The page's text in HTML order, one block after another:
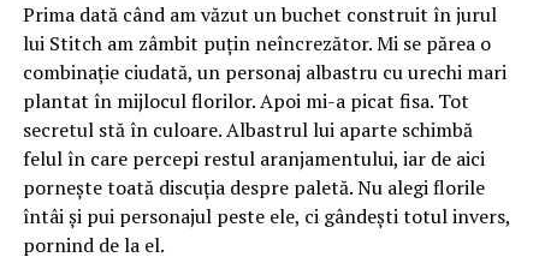
Prima dată când am văzut un buchet construit în jurul
lui Stitch am zâmbit puțin neîncrezător. Mi se părea o
combinație ciudată, un personaj albastru cu urechi mari
plantat în mijlocul florilor. Apoi mi-a picat fisa. Tot
secretul stă în culoare. Albastrul lui aparte schimbă
felul în care percepi restul aranjamentului, iar de aici
pornește toată discuția despre paletă. Nu alegi florile
întâi și pui personajul peste ele, ci gândești totul invers,
pornind de la el.